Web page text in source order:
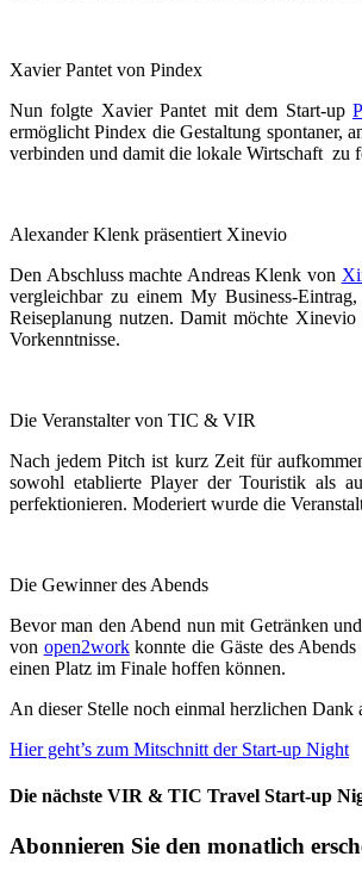
Xavier Pantet von Pindex
Nun folgte Xavier Pantet mit dem Start-up
ermöglicht Pindex die Gestaltung spontaner,
verbinden und damit die lokale Wirtschaft zu
Alexander Klenk präsentiert Xinevio
Den Abschluss machte Andreas Klenk von
vergleichbar zu einem My Business-
Reiseplanung nutzen. Damit möchte
Vorkenntnisse.
Die Veranstalter von TIC & VIR
Nach jedem Pitch ist kurz Zeit für
sowohl etablierte Player der Touristik als
perfektionieren. Moderiert wurde die
Die Gewinner des Abends
Bevor man den Abend nun mit Getränken
von open2workkonnte die Gäste des
einen Platz im Finale hoffen können.
An dieser Stelle noch einmal herzlichen Dank
Hier geht’s zum Mitschnitt der Start-up Night
Die nächste VIR & TIC Travel Start-up
Abonnieren Sie den monatlich